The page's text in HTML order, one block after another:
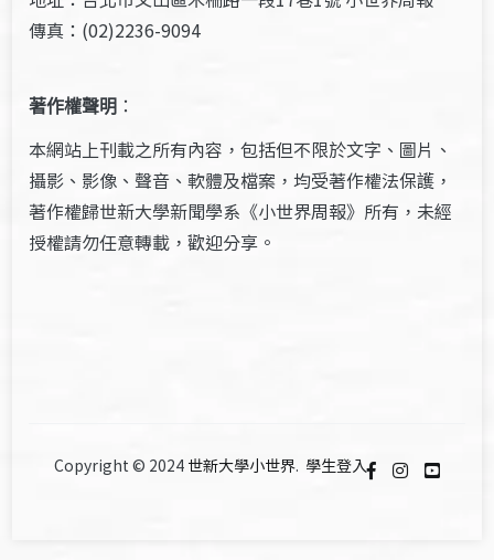
傳真：(02)2236-9094
著作權聲明 ：
本網站上刊載之所有內容，包括但不限於文字、圖片、
攝影、影像、聲音、軟體及檔案，均受著作權法保護，
著作權歸世新大學新聞學系《小世界周報》所有，未經
授權請勿任意轉載，歡迎分享。
Copyright © 2024 世新大學小世界. 學生登入